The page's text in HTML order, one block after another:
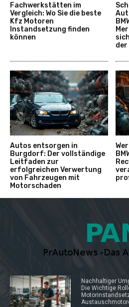
Fachwerkstätten im
Vergleich: Wo Sie die beste
Kfz Motoren
Instandsetzung finden
können
Autos entsorgen in
Burgdorf: Der vollständige
Leitfaden zur
erfolgreichen Verwertung
von Fahrzeugen mit
Motorschaden
Nachhaltiger
Die Wichtige